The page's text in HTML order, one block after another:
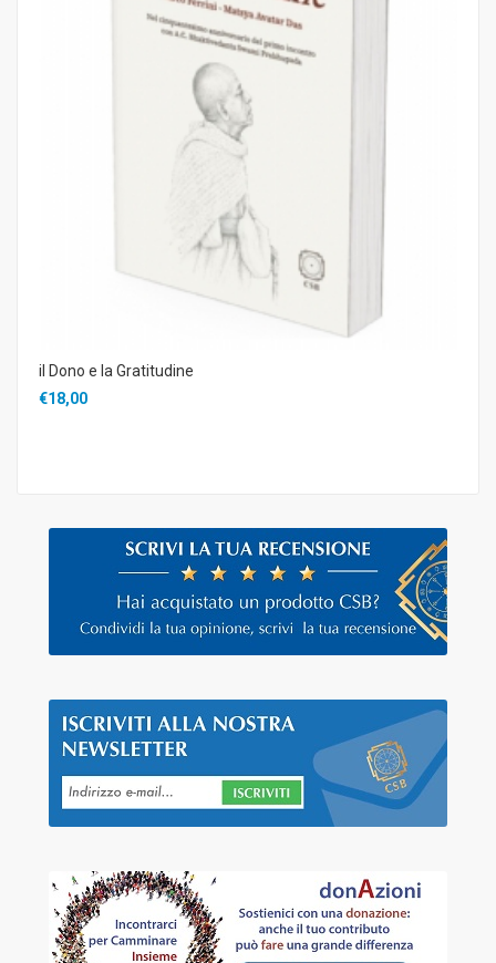
il Dono e la Gratitudine
€18,00